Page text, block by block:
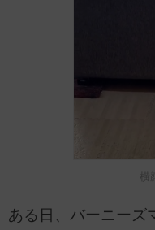
ある日、バーニーズ